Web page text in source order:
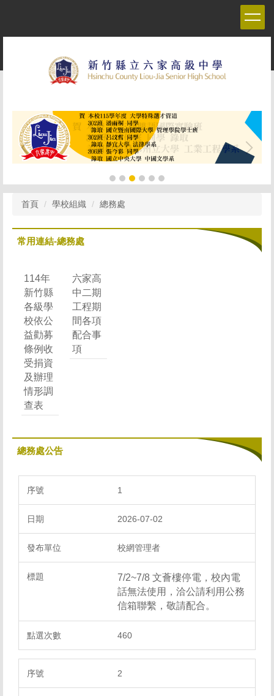
首頁 學校組織 總務處
常用連結-總務處
114年
新竹縣
各級學
校依公
益勸募
條例收
受捐資
及辦理
情形調
查表
六家高
中二期
工程期
間各項
配合事
項
總務處公告
1
2026-07-02
校網管理者
7/2~7/8 文薈樓停電，校內電
話無法使用，洽公請利用公務
信箱聯繫，敬請配合。
460
2